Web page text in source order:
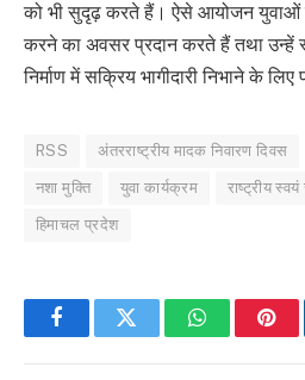
को भी सुदृढ़ करते हैं। ऐसे आयोजन युवाओं
करने का अवसर प्रदान करते हैं तथा
निर्माण में सक्रिय भागीदारी निभाने के
RSS अंतरराष्ट्रीय मादक निवारण दिवस
नशा मुक्ति युवा कार्यक्रम राष्ट्रीय
हिमाचल प्रदेश
FacebookTwitter WhatsApp